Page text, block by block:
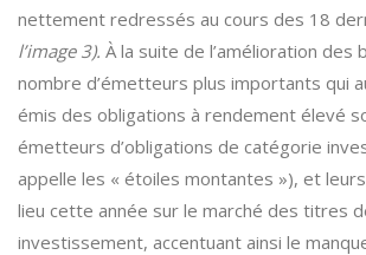
nettement redressés au cours des 18
l’image 3). À la suite de l’amélioration des
nombre d’émetteurs plus importants qui
émis des obligations à rendement élevé
émetteurs d’obligations de catégorie
appelle les « étoiles montantes »), et
lieu cette année sur le marché des titres
investissement, accentuant ainsi le